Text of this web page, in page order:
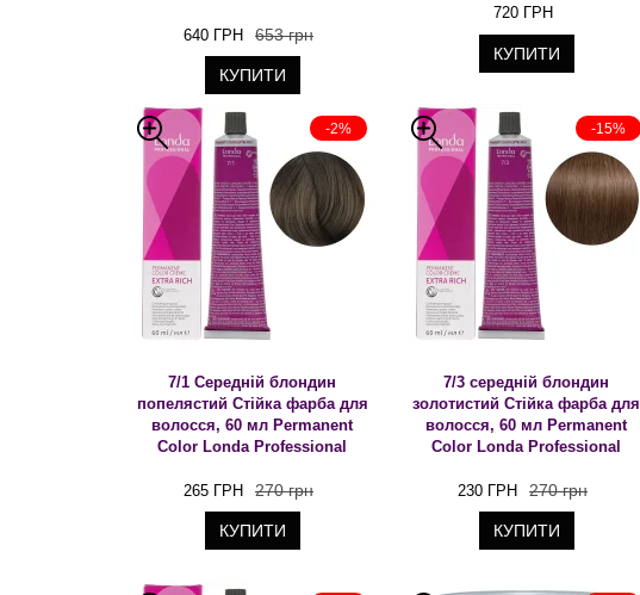
640 ГРН 653 грн
КУПИТИ
720 ГРН
КУПИТИ
-2%
7/1 Середній блондин
попелястий Стійка фарба для
волосся, 60 мл Permanent
Color Londa Professional
265 ГРН 270 грн
КУПИТИ
-15%
7/3 середній блондин
золотистий Стійка фарба для
волосся, 60 мл Permanent
Color Londa Professional
230 ГРН 270 грн
КУПИТИ